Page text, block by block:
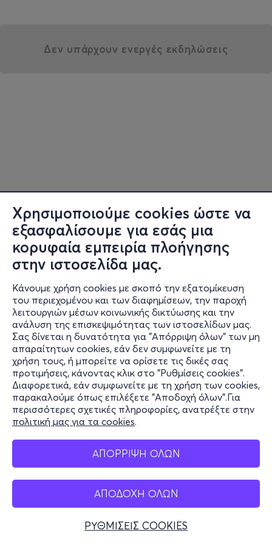
Χρησιμοποιούμε cookies ώστε να
εξασφαλίσουμε για εσάς μια
κορυφαία εμπειρία πλοήγησης
στην ιστοσελίδα μας.
Κάνουμε χρήση cookies με σκοπό την εξατομίκευση
του περιεχομένου και των διαφημίσεων, την παροχή
λειτουργιών μέσων κοινωνικής δικτύωσης και την
ανάλυση της επισκεψιμότητας των ιστοσελίδων μας.
Σας δίνεται η δυνατότητα για "Απόρριψη όλων" των μη
απαραίτητων cookies, εάν δεν συμφωνείτε με τη
χρήση τους, ή μπορείτε να ορίσετε τις δικές σας
προτιμήσεις, κάνοντας κλικ στο "Ρυθμίσεις cookies".
Διαφορετικά, εάν συμφωνείτε με τη χρήση των cookies,
παρακαλούμε όπως επιλέξετε "Αποδοχή όλων".Για
περισσότερες σχετικές πληροφορίες, ανατρέξτε στην
πολιτική μας για τα cookies.
ΑΠΟΡΡΙΨΗ ΟΛΩΝ
ΑΠΟΔΟΧΗ ΟΛΩΝ
ΡΥΘΜΙΣΕΙΣ COOKIES
Δεν υπάρχουν ενεργές εκδηλώσεις